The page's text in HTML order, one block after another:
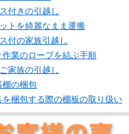
付きの引越し
トを綺麗なまま運搬
付の家族引越し
業のロープを結ぶ手順
家族の引越し
棚の梱包
梱包する際の棚板の取り扱い